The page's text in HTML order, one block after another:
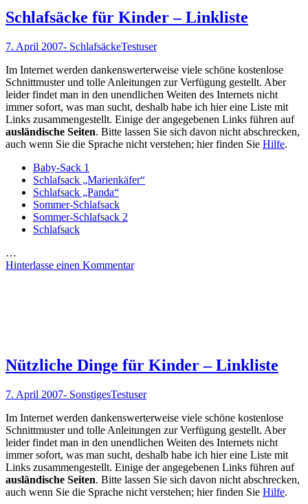
Schlafsäcke für Kinder – Linkliste
7. April 2007- SchlafsäckeTestuser
Im Internet werden dankenswerterweise viele schöne kostenlose
Schnittmuster und tolle Anleitungen zur Verfügung gestellt. Aber
leider findet man in den unendlichen Weiten des Internets nicht
immer sofort, was man sucht, deshalb habe ich hier eine Liste mit
Links zusammengestellt. Einige der angegebenen Links führen auf
ausländische Seiten. Bitte lassen Sie sich davon nicht abschrecken,
auch wenn Sie die Sprache nicht verstehen; hier finden Sie Hilfe.
Baby-Sack 1
Schlafsack „Marienkäfer“
Schlafsack „Panda“
Sommer-Schlafsack
Sommer-Schlafsack 2
Schlafsack
…
Hinterlasse einen Kommentar
Nützliche Dinge für Kinder – Linkliste
7. April 2007- SonstigesTestuser
Im Internet werden dankenswerterweise viele schöne kostenlose
Schnittmuster und tolle Anleitungen zur Verfügung gestellt. Aber
leider findet man in den unendlichen Weiten des Internets nicht
immer sofort, was man sucht, deshalb habe ich hier eine Liste mit
Links zusammengestellt. Einige der angegebenen Links führen auf
ausländische Seiten. Bitte lassen Sie sich davon nicht abschrecken,
auch wenn Sie die Sprache nicht verstehen; hier finden Sie Hilfe.